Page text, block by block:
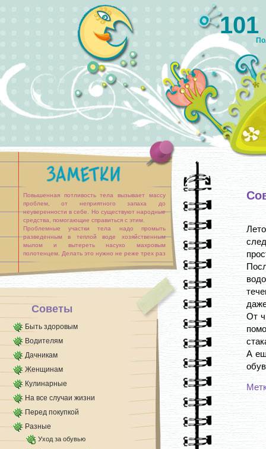
Повышенная потливость тела вызывает массу
проблем, от неприятного запаха до
неуверенности в себе. Но существуют народные
средства, помогающие справиться с этим.
Проблемные участки тела надо промыть
разведенным в теплой воде хозяйственным
мылом и вытереть насухо махровым
полотенцем. Делать это нужно не реже трех раз
в день.
Повышенное потоотделение можно снять с
Советы
Быть здоровым
Водителям
Дачникам
Женщинам
Кулинарные
На все случаи жизни
Перед покупкой
Разные
Уход за обувью
От
А